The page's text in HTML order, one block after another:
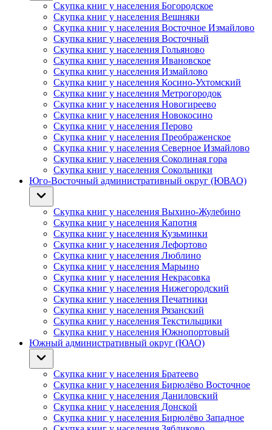
Скупка книг у населения Богородское
Скупка книг у населения Вешняки
Скупка книг у населения Восточное Измайлово
Скупка книг у населения Восточный
Скупка книг у населения Гольяново
Скупка книг у населения Ивановское
Скупка книг у населения Измайлово
Скупка книг у населения Косино-Ухтомский
Скупка книг у населения Метрогородок
Скупка книг у населения Новогиреево
Скупка книг у населения Новокосино
Скупка книг у населения Перово
Скупка книг у населения Преображенское
Скупка книг у населения Северное Измайлово
Скупка книг у населения Соколиная гора
Скупка книг у населения Сокольники
Юго-Восточный административный округ (ЮВАО)
Скупка книг у населения Выхино-Жулебино
Скупка книг у населения Капотня
Скупка книг у населения Кузьминки
Скупка книг у населения Лефортово
Скупка книг у населения Люблино
Скупка книг у населения Марьино
Скупка книг у населения Некрасовка
Скупка книг у населения Нижегородский
Скупка книг у населения Печатники
Скупка книг у населения Рязанский
Скупка книг у населения Текстильщики
Скупка книг у населения Южнопортовый
Южный административный округ (ЮАО)
Скупка книг у населения Братеево
Скупка книг у населения Бирюлёво Восточное
Скупка книг у населения Даниловский
Скупка книг у населения Донской
Скупка книг у населения Бирюлёво Западное